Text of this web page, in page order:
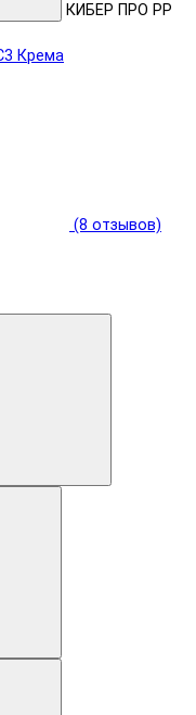
КИБЕР ПРО PP
(8 отзывов)